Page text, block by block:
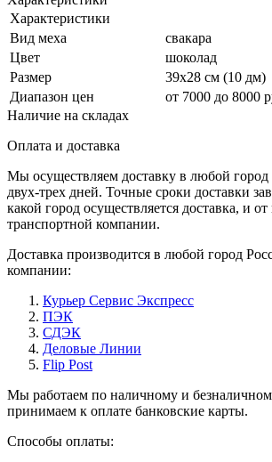
Характеристики
Вид меха
свакара
Цвет
шоколад
Размер
39х28 см (10 дм)
Диапазон цен
от 7000 до 8000
Наличие на складах
Оплата и доставка
Мы осуществляем доставку в любой город
двух-трех дней. Точные сроки доставки
какой город осуществляется доставка, и
транспортной компании.
Доставка производится в любой город
компании:
Курьер Сервис Экспресс
ПЭК
СДЭК
Деловые Линии
Flip Post
Мы работаем по наличному и
принимаем к оплате банковские карты.
Способы оплаты: